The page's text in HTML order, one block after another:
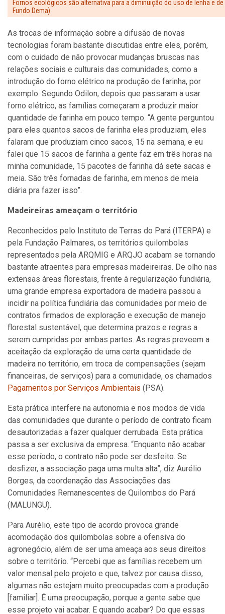
Fornos ecológicos são alternativa para a diminuição do uso de lenha e
Fundo Dema)
As trocas de informação sobre a difusão de novas
tecnologias foram bastante discutidas entre eles, porém,
com o cuidado de não provocar mudanças bruscas nas
relações sociais e culturais das comunidades, como a
introdução do forno elétrico na produção de farinha, por
exemplo. Segundo Odilon, depois que passaram a usar
forno elétrico, as famílias começaram a produzir maior
quantidade de farinha em pouco tempo. “A gente perguntou
para eles quantos sacos de farinha eles produziam, eles
falaram que produziam cinco sacos, 15 na semana, e eu
falei que 15 sacos de farinha a gente faz em três horas na
minha comunidade, 15 pacotes de farinha dá­ sete sacas e
meia. São três fornadas de farinha, em menos de meia
diária pra fazer isso”.
Madeireiras ameaçam o território
Reconhecidos pelo Instituto de Terras do Pará (ITERPA) e
pela Fundação Palmares, os territórios quilombolas
representados pela ARQMIG e ARQJO acabam se tornando
bastante atraentes para empresas madeireiras. De olho nas
extensas áreas florestais, frente à regularização fundiária,
uma grande empresa exportadora de madeira passou a
incidir na política fundiária das comunidades por meio de
contratos firmados de exploração e execução de manejo
florestal sustentável, que determina prazos e regras a
serem cumpridas por ambas partes. As regras preveem a
aceitação da exploração de uma certa quantidade de
madeira no território, em troca de compensações (sejam
financeiras, de serviços) para a comunidade, os chamados
Pagamentos por Serviços Ambientais (PSA).
Esta prática interfere na autonomia e nos modos de vida
das comunidades que durante o período de contrato ficam
desautorizadas a fazer qualquer derrubada. Esta prática
passa a ser exclusiva da empresa. “Enquanto não acabar
esse período, o contrato não pode ser desfeito. Se
desfizer, a associação paga uma multa alta”, diz Aurélio
Borges, da coordenação das Associações das
Comunidades Remanescentes de Quilombos do Pará
(MALUNGU).
Para Aurélio, este tipo de acordo provoca grande
acomodação dos quilombolas sobre a ofensiva do
agronegócio, além de ser uma ameaça aos seus direitos
sobre o território. “Percebi que as famílias recebem um
valor mensal pelo projeto e que, talvez por causa disso,
algumas não estejam muito preocupadas com a produção
[familiar]. É uma preocupação, porque a gente sabe que
esse projeto vai acabar. E quando acabar? Do que essas